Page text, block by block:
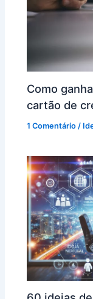
Como
cartão de
1 Comentário /